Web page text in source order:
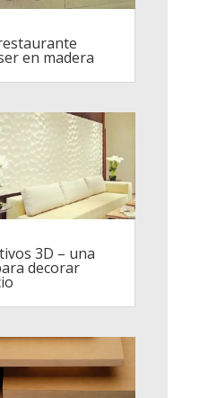
en madera
3D – una
decorar